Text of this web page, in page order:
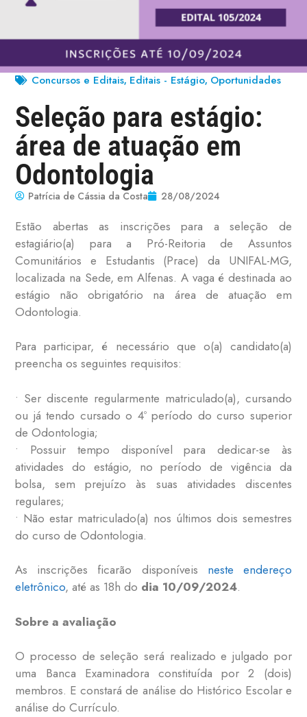
Concursos e Editais, Editais - Estágio, Oportunidades
Seleção para estágio:
área de atuação em
Odontologia
Patrícia de Cássia da Costa 28/08/2024
Estão abertas as inscrições para a seleção de
estagiário(a) para a Pró-Reitoria de Assuntos
Comunitários e Estudantis (Prace) da UNIFAL-MG,
localizada na Sede, em Alfenas. A vaga é destinada ao
estágio não obrigatório na área de atuação em
Odontologia.
Para participar, é necessário que o(a) candidato(a)
preencha os seguintes requisitos:
• Ser discente regularmente matriculado(a), cursando
ou já tendo cursado o 4º período do curso superior
de Odontologia;
• Possuir tempo disponível para dedicar-se às
atividades do estágio, no período de vigência da
bolsa, sem prejuízo às suas atividades discentes
regulares;
• Não estar matriculado(a) nos últimos dois semestres
do curso de Odontologia.
As inscrições ficarão disponíveis neste endereço
eletrônico, até as 18h do dia 10/09/2024.
Sobre a avaliação
O processo de seleção será realizado e julgado por
uma Banca Examinadora constituída por 2 (dois)
membros. E constará de análise do Histórico Escolar e
análise do Currículo.